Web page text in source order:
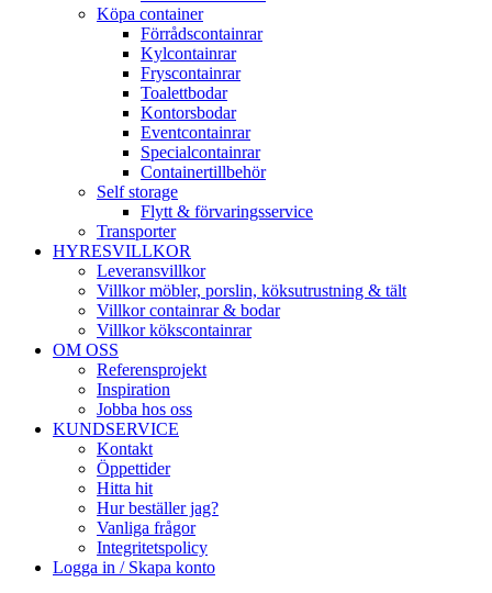
Köpa container
Förrådscontainrar
Kylcontainrar
Fryscontainrar
Toalettbodar
Kontorsbodar
Eventcontainrar
Specialcontainrar
Containertillbehör
Self storage
Flytt & förvaringsservice
Transporter
HYRESVILLKOR
Leveransvillkor
Villkor möbler, porslin, köksutrustning & tält
Villkor containrar & bodar
Villkor kökscontainrar
OM OSS
Referensprojekt
Inspiration
Jobba hos oss
KUNDSERVICE
Kontakt
Öppettider
Hitta hit
Hur beställer jag?
Vanliga frågor
Integritetspolicy
Logga in / Skapa konto